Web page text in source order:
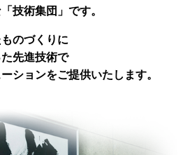
技術集団」です。
のづくりに
先進技術で
ションをご提供いたします。